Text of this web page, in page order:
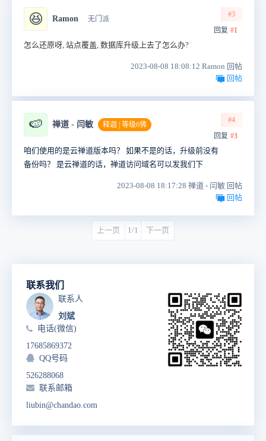
😆 Ramon 无门派
#3
回复 #1
怎么还原呀, 站点覆盖, 数据库升级上去了怎么办?
2023-08-08 18:08:12 Ramon 回帖
回帖
🍉 禅道 - 闫敏 释迦 | 等级6佛
#4
回复 #3
咱们使用的是云禅道版本吗？ 如果不是的话，升级前没有
备份吗？ 是云禅道的话，禅道访问域名可以发我们下
2023-08-08 18:17:28 禅道 - 闫敏 回帖
回帖
上一页 1/1 下一页
联系我们
联系人
刘斌
电话(微信)
17685869372
QQ号码
526288068
联系邮箱
liubin@chandao.com